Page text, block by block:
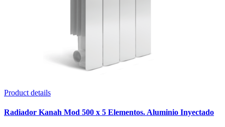
Product details
Radiador Kanah Mod 500 x 5 Elementos. Aluminio Inyectado